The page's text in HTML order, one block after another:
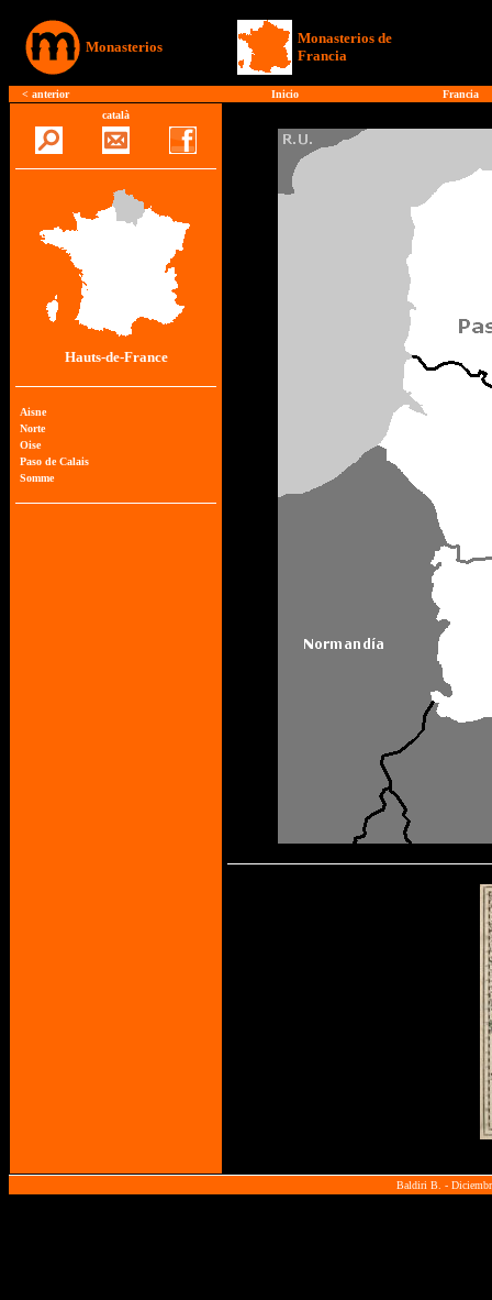
Monasterios
Monasterios de
Francia
< anterior Inicio
Francia
català
Hauts-de-France
Aisne
Norte
Oise
Paso de Calais
Somme
Baldiri B. -